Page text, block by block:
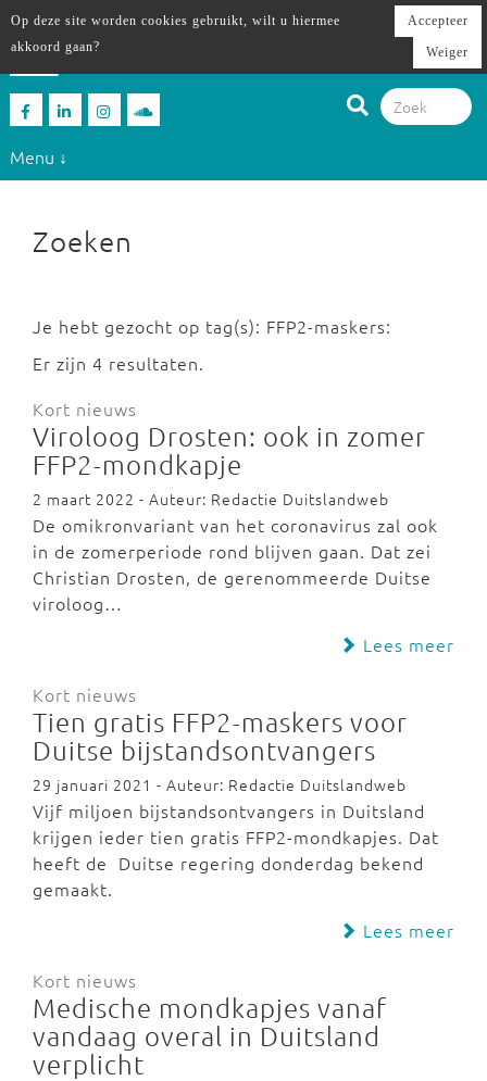
Menu ↓
Zoeken
Je hebt gezocht op tag(s): FFP2-maskers:
Er zijn 4 resultaten.
Kort nieuws
Viroloog Drosten: ook in zomer
FFP2-mondkapje
2 maart 2022 - Auteur: Redactie Duitslandweb
De omikronvariant van het coronavirus zal ook
in de zomerperiode rond blijven gaan. Dat zei
Christian Drosten, de gerenommeerde Duitse
viroloog…
Lees meer
Kort nieuws
Tien gratis FFP2-maskers voor
Duitse bijstandsontvangers
29 januari 2021 - Auteur: Redactie Duitslandweb
Vijf miljoen bijstandsontvangers in Duitsland
krijgen ieder tien gratis FFP2-mondkapjes. Dat
heeft de Duitse regering donderdag bekend
gemaakt.
Lees meer
Kort nieuws
Medische mondkapjes vanaf
vandaag overal in Duitsland
verplicht
Op deze site worden cookies gebruikt, wilt u hiermee
akkoord gaan?
Accepteer
Weiger